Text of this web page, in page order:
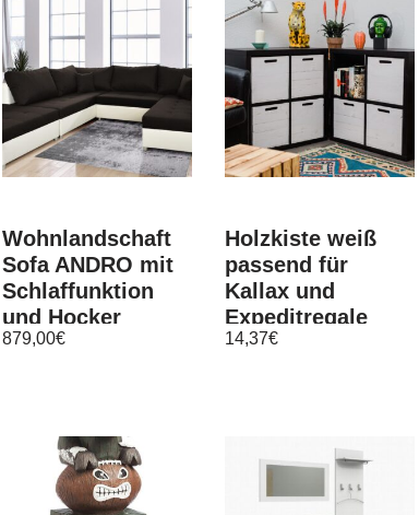
Wohnlandschaft
Sofa ANDRO mit
Schlaffunktion
und Hocker
Weiss-Schwarz
879,00€
Holzkiste weiß
passend für
Kallax und
Expeditregale
Regaleinsatz
14,37€